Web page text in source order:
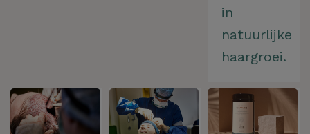
in
natuurlijke
haargroei.